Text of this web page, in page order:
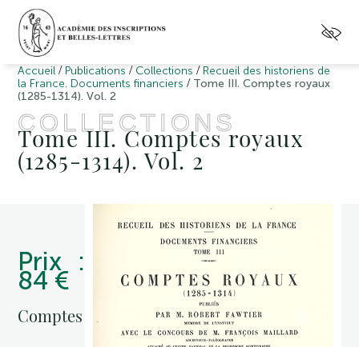
Accueil / Publications / Collections / Recueil des historiens de
la France. Documents financiers / Tome III. Comptes royaux
(1285-1314). Vol. 2
COLLECTIONS
Tome III. Comptes royaux
(1285-1314). Vol. 2
Prix :
84 €
Comptes